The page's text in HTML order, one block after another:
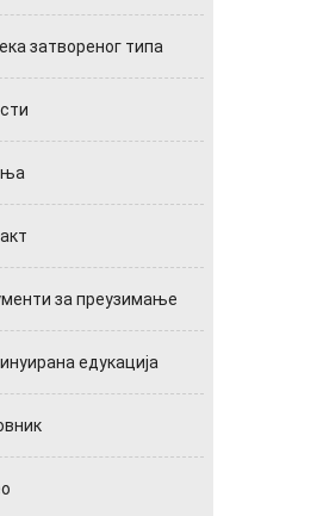
затвореног типа
за преузимање
едукација